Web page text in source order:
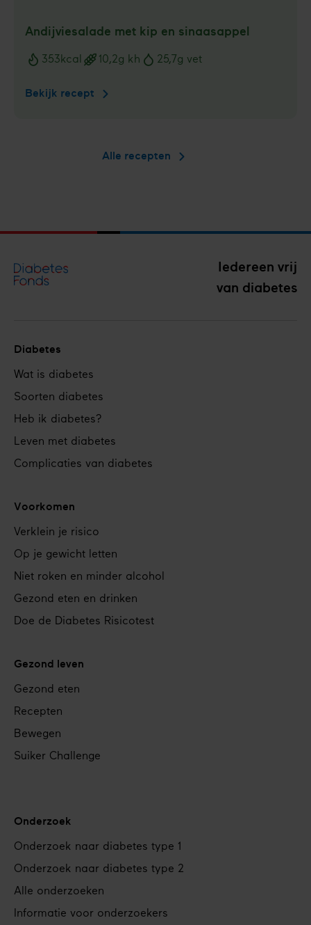
Andijviesalade met kip en sinaasappel
353kcal 10,2g kh 25,7g vet
Bekijk recept Andijviesalade
sinaasappel
Alle recepten
Iedereen vrij
van diabetes
Footer
navigation
Diabetes
Wat is diabetes
Soorten diabetes
Heb ik diabetes?
Leven met diabetes
Complicaties van diabetes
Voorkomen
Verklein je risico
Op je gewicht letten
Niet roken en minder alcohol
Gezond eten en drinken
Doe de Diabetes Risicotest
Gezond leven
Gezond eten
Recepten
Bewegen
Suiker Challenge
Onderzoek
Onderzoek naar diabetes type 1
Onderzoek naar diabetes type 2
Alle onderzoeken
Informatie voor onderzoekers